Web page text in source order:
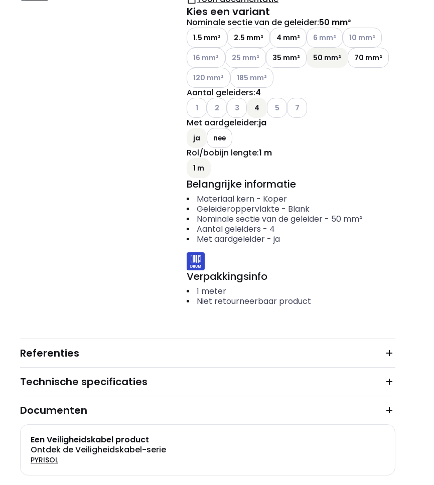
Kies een variant
Nominale sectie van de geleider:50 mm²
1.5 mm² 2.5 mm² 4 mm² Andere varianten (Huidige
6 mm² Andere varianten
10 mm²
Andere varianten (Huidige combinatie niet mogelijk)
16 mm² Andere varianten (Huidige combinatie niet mogelijk)
25 mm² 35 mm² 50 mm²
70 mm²
Andere varianten (Huidige combinatie niet mogelijk)
120 mm² Andere varianten (Huidige combinatie niet mogelijk)
185 mm²
Aantal geleiders:4
Andere varianten (Huidige combinatie niet mogelijk)
1 Andere varianten (Huidige combinatie niet mogelijk)
2 Andere varianten (Huidige combinatie niet mogelijk)
3 4 Andere varianten (Huidige combinatie niet
5 Andere varianten (Huidige combinatie niet
7
Met aardgeleider:ja
ja nee
Rol/bobijn lengte:1 m
1 m
Belangrijke informatie
Materiaal kern- Koper
Geleideroppervlakte - Blank
Nominale sectie van de geleider- 50 mm²
Aantal geleiders - 4
Met aardgeleider- ja
Verpakkingsinfo
1 meter
Niet retourneerbaar product
Referenties
Technische specificaties
Documenten
Een Veiligheidskabel product
Ontdek de Veiligheidskabel-serie
PYRISOL